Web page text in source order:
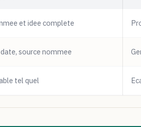
et idee complete
source nommee
tel quel